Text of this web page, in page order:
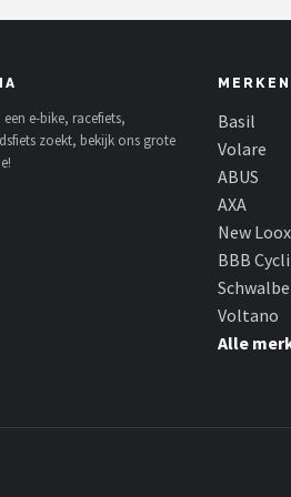
e-bike, racefiets,
zoekt, bekijk ons grote
MERKEN
Basil
Volare
ABUS
AXA
New
BBB
Schwalbe
Voltano
Alle